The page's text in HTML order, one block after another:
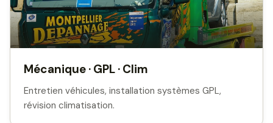
Mécanique · GPL · Clim
Entretien véhicules, installation systèmes GPL,
révision climatisation.